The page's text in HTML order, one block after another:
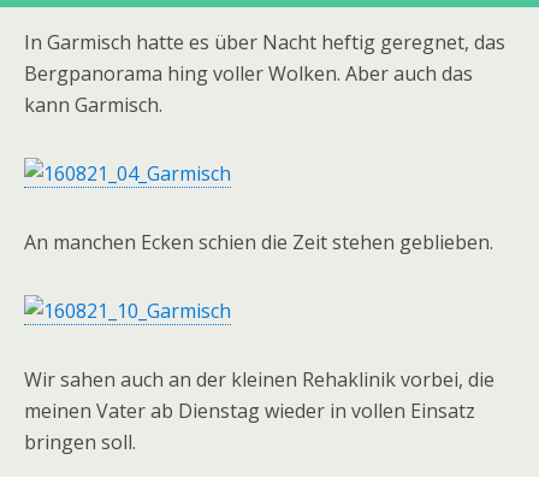
In Garmisch hatte es über Nacht heftig geregnet, das
Bergpanorama hing voller Wolken. Aber auch das
kann Garmisch.
An manchen Ecken schien die Zeit stehen geblieben.
Wir sahen auch an der kleinen Rehaklinik vorbei, die
meinen Vater ab Dienstag wieder in vollen Einsatz
bringen soll.